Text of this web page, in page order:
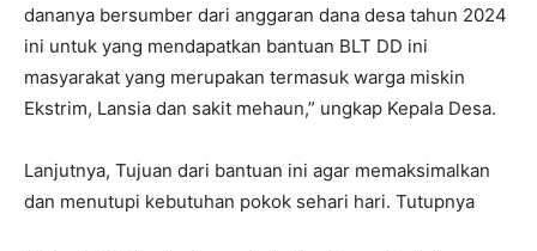
dananya bersumber dari anggaran dana desa tahun 2024
ini untuk yang mendapatkan bantuan BLT DD ini
masyarakat yang merupakan termasuk warga miskin
Ekstrim, Lansia dan sakit mehaun,” ungkap Kepala Desa.
Lanjutnya, Tujuan dari bantuan ini agar memaksimalkan
dan menutupi kebutuhan pokok sehari hari. Tutupnya